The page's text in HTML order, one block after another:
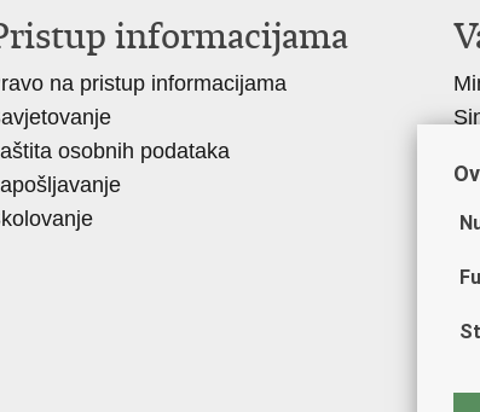
informacijama
na pristup informacijama
osobnih podataka